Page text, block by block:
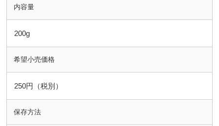
内容量
200g
希望小売価格
250円（税別）
保存方法